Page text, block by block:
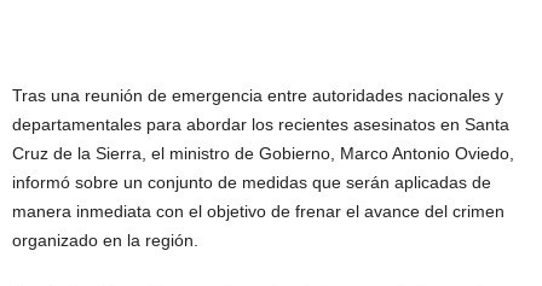
Tras una reunión de emergencia entre autoridades nacionales y
departamentales para abordar los recientes asesinatos en Santa
Cruz de la Sierra, el ministro de Gobierno, Marco Antonio Oviedo,
informó sobre un conjunto de medidas que serán aplicadas de
manera inmediata con el objetivo de frenar el avance del crimen
organizado en la región.